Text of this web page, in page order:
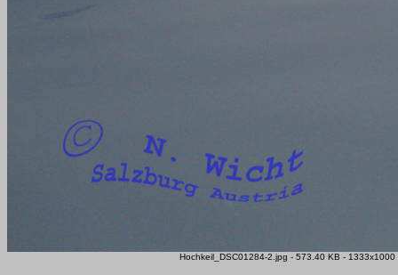
Hochkeil_DSC01284-2.jpg - 573.40 KB -